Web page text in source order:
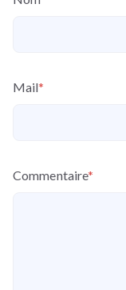
Mail*
Commentaire*